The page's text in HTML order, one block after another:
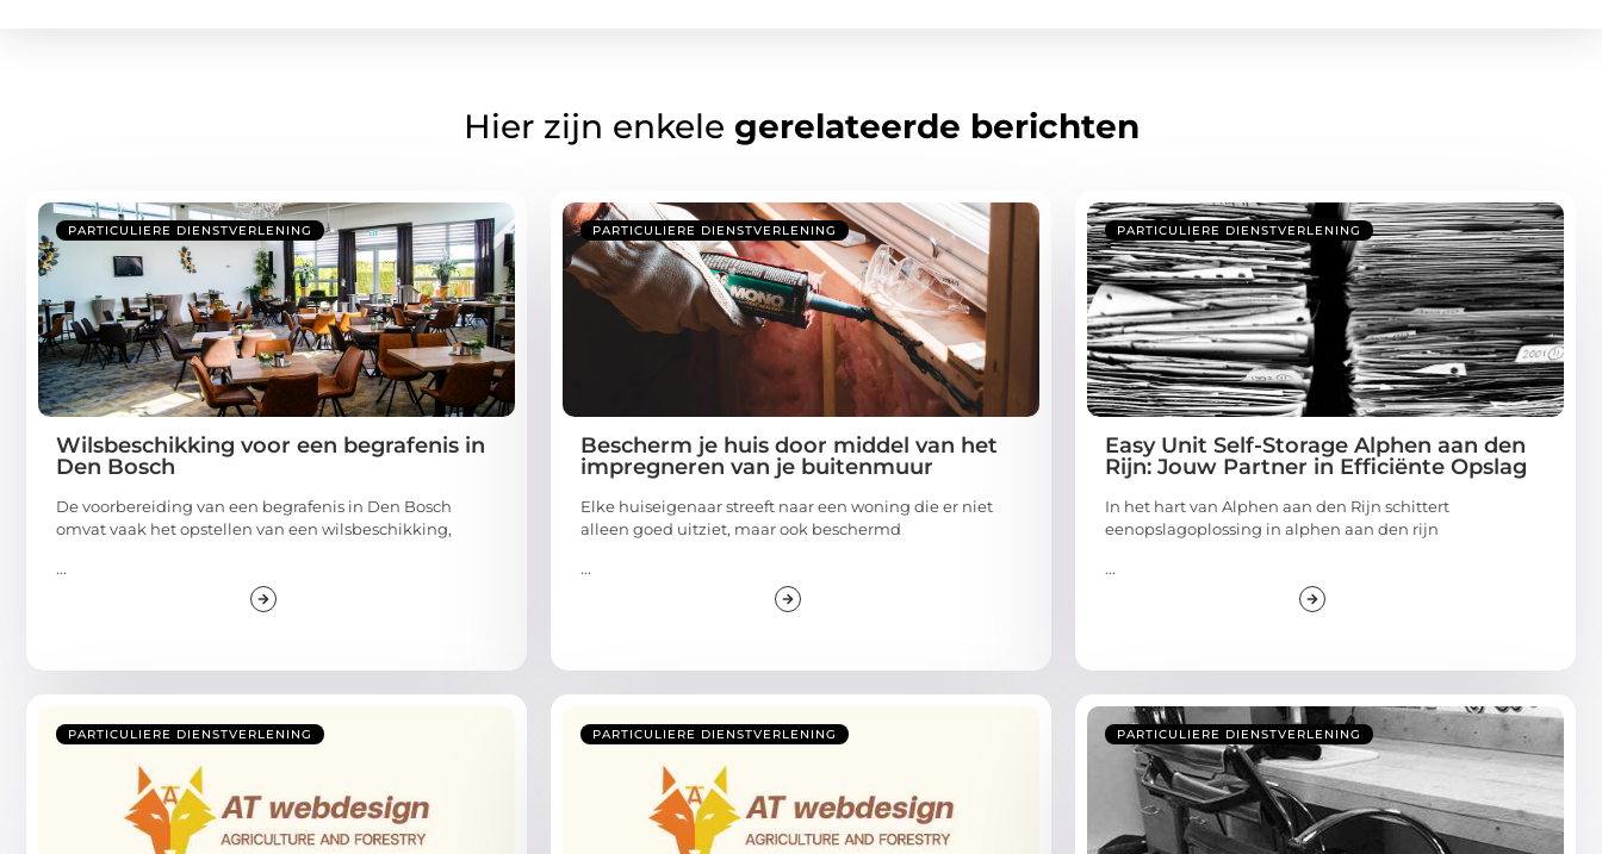
Hier zijn enkele gerelateerde berichten
PARTICULIERE DIENSTVERLENING
Wilsbeschikking voor een begrafenis in
Den Bosch
De voorbereiding van een begrafenis in Den Bosch
omvat vaak het opstellen van een wilsbeschikking,
...
PARTICULIERE DIENSTVERLENING
Bescherm je huis door middel van het
impregneren van je buitenmuur
Elke huiseigenaar streeft naar een woning die er niet
alleen goed uitziet, maar ook beschermd
...
PARTICULIERE DIENSTVERLENING
Easy Unit Self-Storage Alphen aan den
Rijn: Jouw Partner in Efficiënte Opslag
In het hart van Alphen aan den Rijn schittert
eenopslagoplossing in alphen aan den rijn
...
PARTICULIERE DIENSTVERLENING PARTICULIERE DIENSTVERLENING PARTICULIERE DIENSTVERLENING